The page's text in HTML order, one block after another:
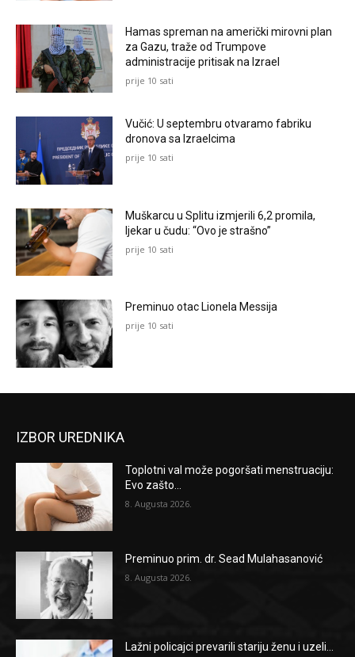
Hamas spreman na američki mirovni plan
za Gazu, traže od Trumpove
administracije pritisak na Izrael
prije 10 sati
Vučić: U septembru otvaramo fabriku
dronova sa Izraelcima
prije 10 sati
Muškarcu u Splitu izmjerili 6,2 promila,
ljekar u čudu: “Ovo je strašno”
prije 10 sati
Preminuo otac Lionela Messija
prije 10 sati
IZBOR UREDNIKA
Toplotni val može pogoršati menstruaciju:
Evo zašto...
8. Augusta 2026.
Preminuo prim. dr. Sead Mulahasanović
8. Augusta 2026.
Lažni policajci prevarili stariju ženu i uzeli...